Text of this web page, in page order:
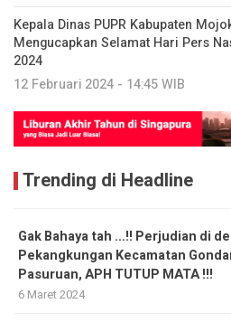
Kepala Dinas PUPR Kabupaten
Mengucapkan Selamat Hari Pers
2024
12 Februari 2024 - 14:45 WIB
Trending di Headline
Gak Bahaya tah …!! Perjudian di
Pekangkungan Kecamatan
Pasuruan, APH TUTUP MATA !!!
6 Maret 2024